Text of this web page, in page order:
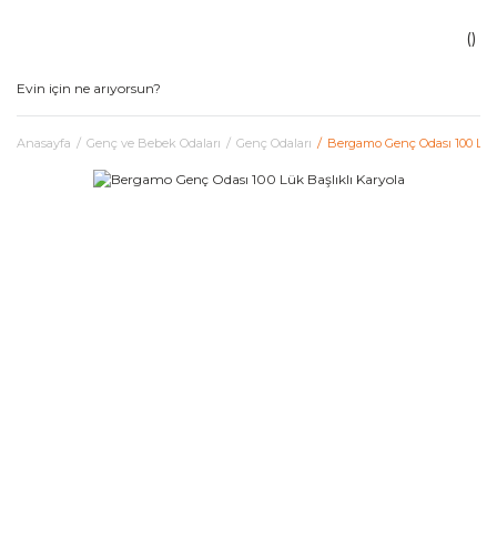
Anasayfa Genç ve Bebek Odaları Genç Odaları Bergamo Genç Odası 100